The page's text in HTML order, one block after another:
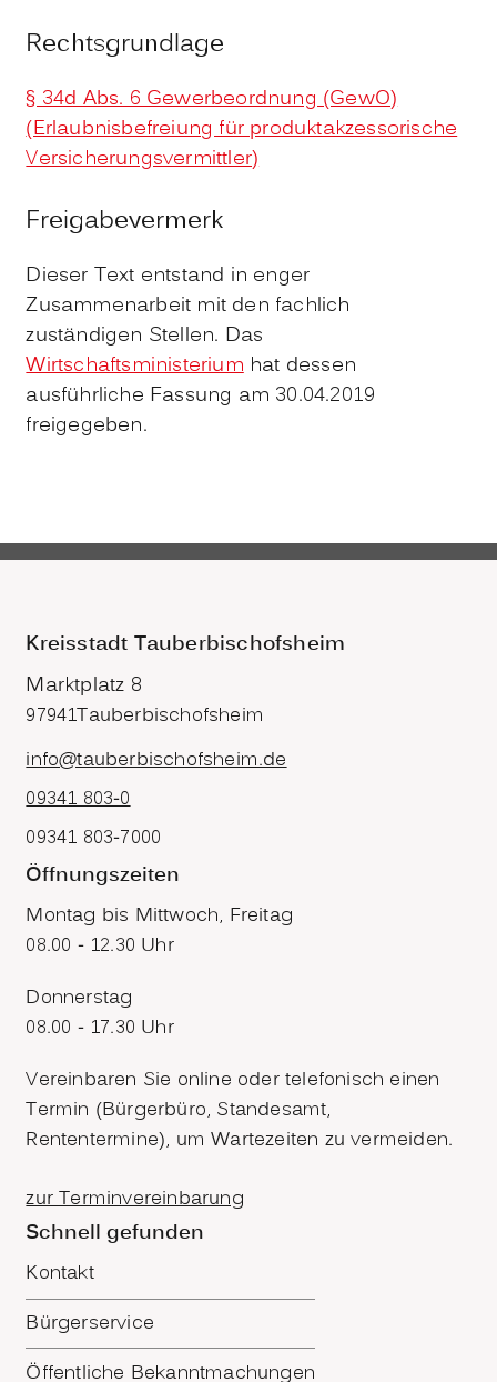
Rechtsgrundlage
§ 34d Abs. 6 Gewerbeordnung (GewO)
(Erlaubnisbefreiung für produktakzessorische
Versicherungsvermittler)
Freigabevermerk
Dieser Text entstand in enger
Zusammenarbeit mit den fachlich
zuständigen Stellen. Das
Wirtschaftsministeriumhat dessen
ausführliche Fassung am 30.04.2019
freigegeben.
Kreisstadt Tauberbischofsheim
Marktplatz 8
97941Tauberbischofsheim
info@tauberbischofsheim.de
09341 803-0
09341 803-7000
Öffnungszeiten
Montag bis Mittwoch, Freitag
08.00 - 12.30 Uhr
Donnerstag
08.00 - 17.30 Uhr
Vereinbaren Sie online oder telefonisch einen
Termin (Bürgerbüro, Standesamt,
Rententermine), um Wartezeiten zu vermeiden.
zur Terminvereinbarung
Schnell gefunden
Kontakt
Bürgerservice
Öffentliche Bekanntmachungen